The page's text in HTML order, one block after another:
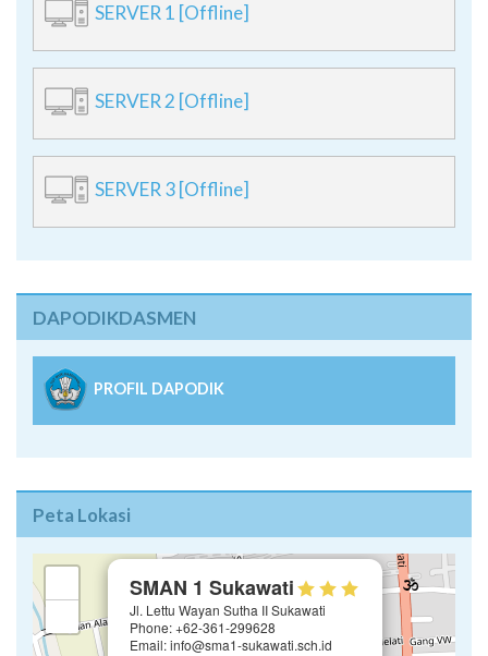
SERVER 1 [Offline]
SERVER 2 [Offline]
SERVER 3 [Offline]
DAPODIKDASMEN
PROFIL DAPODIK
Peta Lokasi
SMAN 1 Sukawati
Jl. Lettu Wayan Sutha II Sukawati
Phone: +62-361-299628
Email: info@sma1-sukawati.sch.id